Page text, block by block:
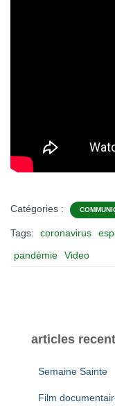
Catégories :
Tags: coronavirus
pandémie
Video
articles
Semaine Sainte
Film